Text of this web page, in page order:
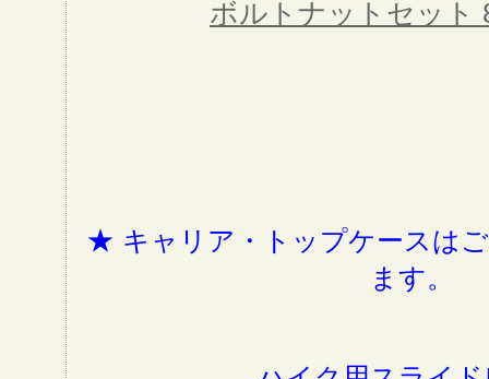
ボルトナットセット
★ キャリア・トップケースは
ます。